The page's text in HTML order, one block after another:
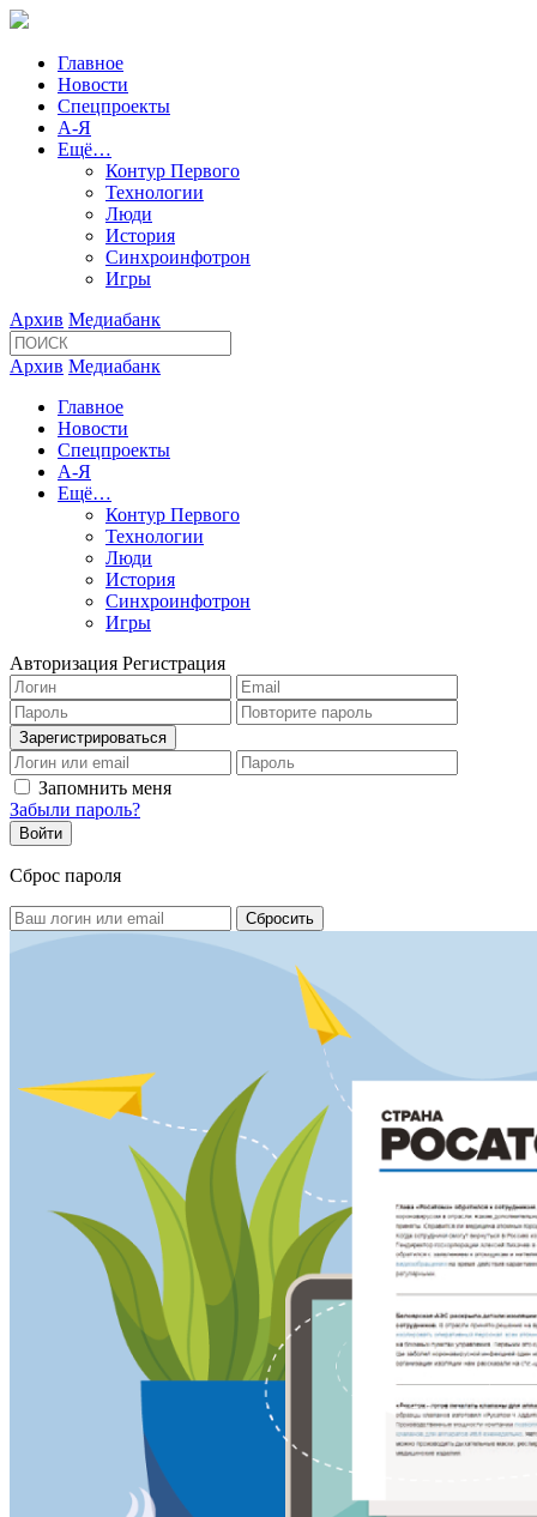
Главное
Новости
Спецпроекты
А-Я
Ещё…
Контур Первого
Технологии
Люди
История
Синхроинфотрон
Игры
Архив Медиабанк
Архив Медиабанк
Главное
Новости
Спецпроекты
А-Я
Ещё…
Контур Первого
Технологии
Люди
История
Синхроинфотрон
Игры
Авторизация Регистрация
Запомнить меня
Забыли пароль?
Сброс пароля